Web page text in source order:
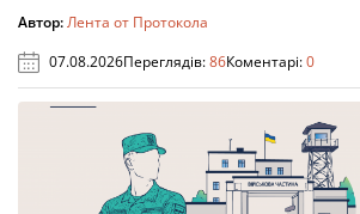
Автор:Лента от Протокола
07.08.2026Переглядів:86Коментарі:0